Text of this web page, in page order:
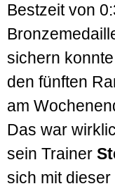
Bestzeit von
sichern
den fünften
am
Das war
sein Trainer
sich mit